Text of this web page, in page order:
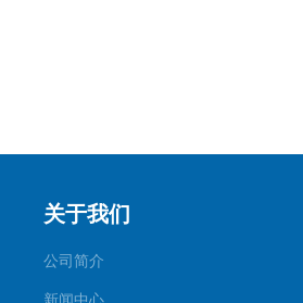
关于我们
公司简介